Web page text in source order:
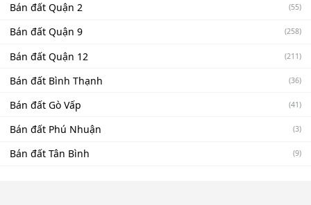
Bán đất Quận 2 (55)
Bán đất Quận 9 (258)
Bán đất Quận 12 (211)
Bán đất Bình Thạnh (36)
Bán đất Gò Vấp (41)
Bán đất Phú Nhuận (3)
Bán đất Tân Bình (9)